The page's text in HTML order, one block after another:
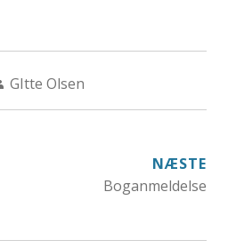
Author:
GItte Olsen
NÆSTE
Boganmeldelse